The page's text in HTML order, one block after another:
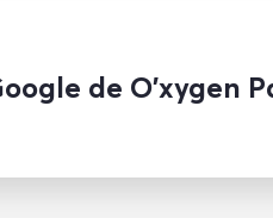
de O’xygen